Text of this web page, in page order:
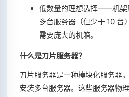
低数量的理想选择——机架
多台服务器（但少于 10 台
需要庞大的机箱。
什么是刀片服务器？
刀片服务器是一种模块化服务器
安装多台服务器。这些服务器物